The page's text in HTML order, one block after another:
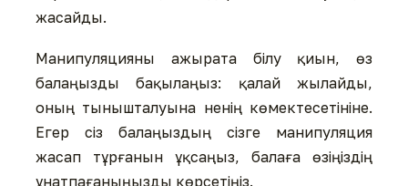
жасайды.
Манипуляцияны ажырата білу қиын, өз
балаңызды бақылаңыз: қалай жылайды,
оның тынышталуына ненің көмектесетініне.
Егер сіз балаңыздың сізге манипуляция
жасап тұрғанын ұқсаңыз, балаға өзіңіздің
ұнатпағаныңызды көрсетіңіз.